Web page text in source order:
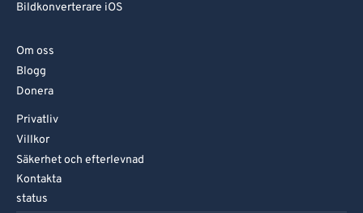
Bildkonverterare iOS
Om oss
Blogg
Donera
Privatliv
Villkor
Säkerhet och efterlevnad
Kontakta
status